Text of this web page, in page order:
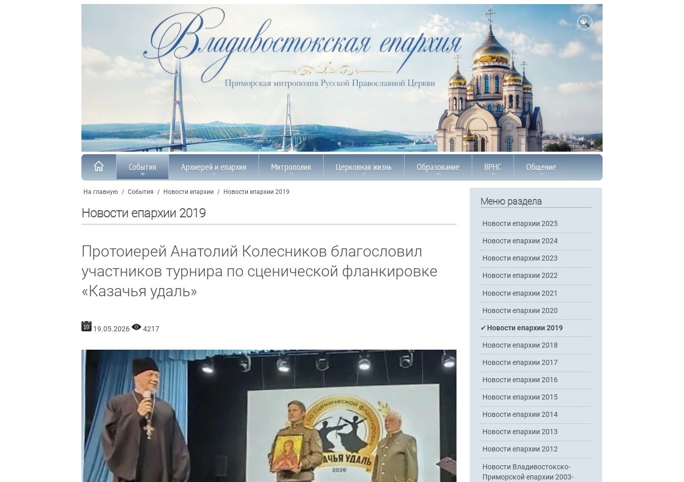
События Архиерей и епархия Митрополия Церковная жизнь Образование ВРНС Общение
На главную / События / Новости епархии / Новости епархии 2019
Новости епархии 2019
Протоиерей Анатолий Колесников благословил
участников турнира по сценической фланкировке
«Казачья удаль»
19.05.2026 4217
Меню раздела
Новости епархии 2025
Новости епархии 2024
Новости епархии 2023
Новости епархии 2022
Новости епархии 2021
Новости епархии 2020
Новости епархии 2019
Новости епархии 2018
Новости епархии 2017
Новости епархии 2016
Новости епархии 2015
Новости епархии 2014
Новости епархии 2013
Новости епархии 2012
Новости Владивостокско-
Приморской епархии 2003-